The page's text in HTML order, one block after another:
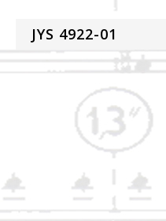
JYS 4922-01